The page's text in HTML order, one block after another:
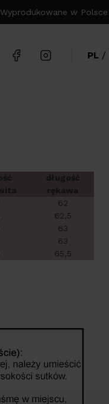
w Polsce
PL /
długość
rękawa
62
62,5
63
63
65,5